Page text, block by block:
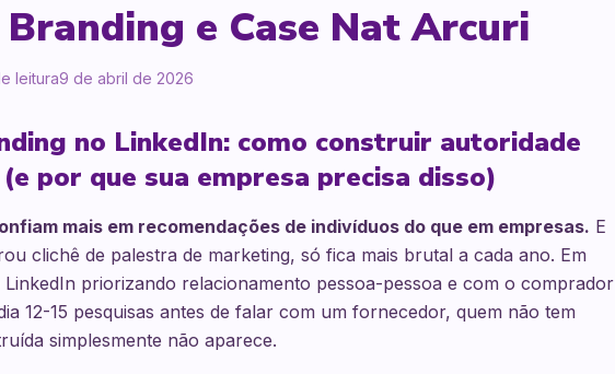
e Case Nat Arcuri
leitura9 de abril de 2026
no LinkedIn: como construir autoridade
por que sua empresa precisa disso)
mais em recomendações de indivíduos do que em empresas. E
clichê de palestra de marketing, só fica mais brutal a cada ano. Em
priorizando relacionamento pessoa-pessoa e com o comprador
12-15 pesquisas antes de falar com um fornecedor, quem não tem
simplesmente não aparece.